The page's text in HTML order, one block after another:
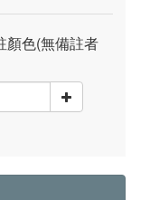
顏色(無備註者